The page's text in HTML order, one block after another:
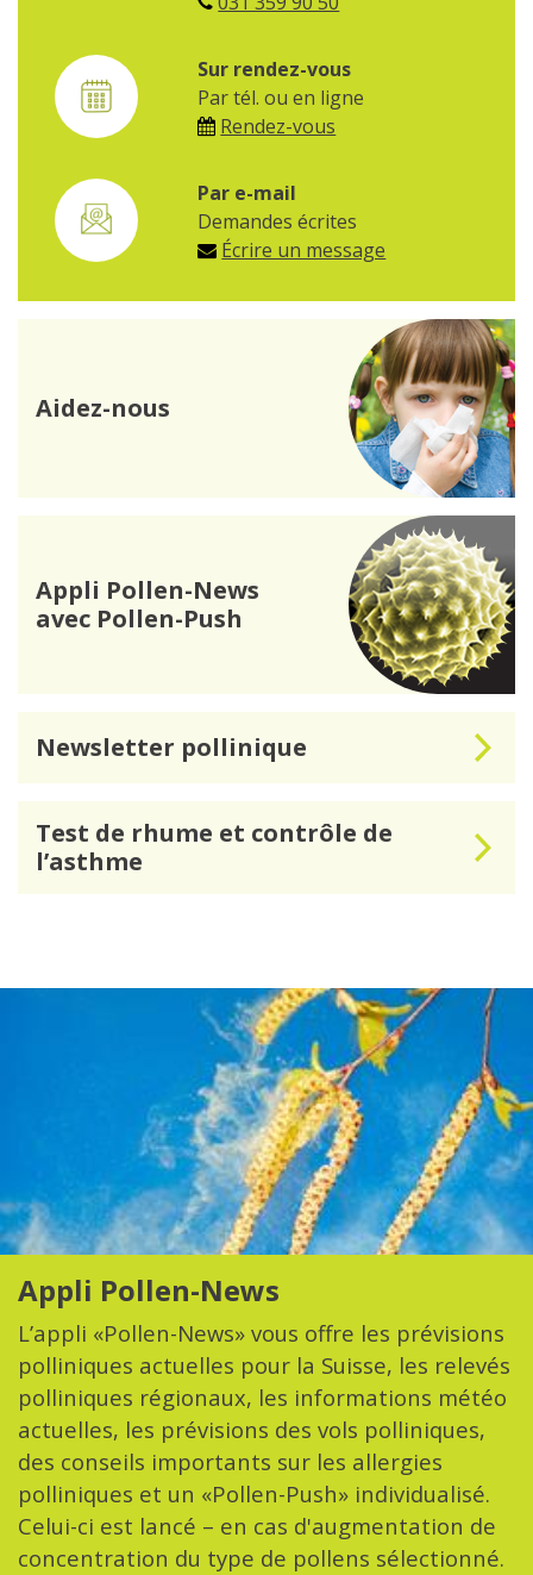
Sur rendez-vous
Par tél. ou en ligne
Rendez-vous
Par e-mail
Demandes écrites
Écrire un message
Aidez-nous
Appli Pollen-News
avec Pollen-Push
Newsletter pollinique
Test de rhume et contrôle de
l’asthme
Appli Pollen-News
L’appli «Pollen-News» vous offre les prévisions
polliniques actuelles pour la Suisse, les relevés
polliniques régionaux, les informations météo
actuelles, les prévisions des vols polliniques,
des conseils importants sur les allergies
polliniques et un «Pollen-Push» individualisé.
Celui-ci est lancé – en cas d'augmentation de
concentration du type de pollens sélectionné.